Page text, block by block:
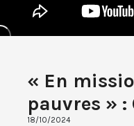
« En
pauvres » :
18/10/2024